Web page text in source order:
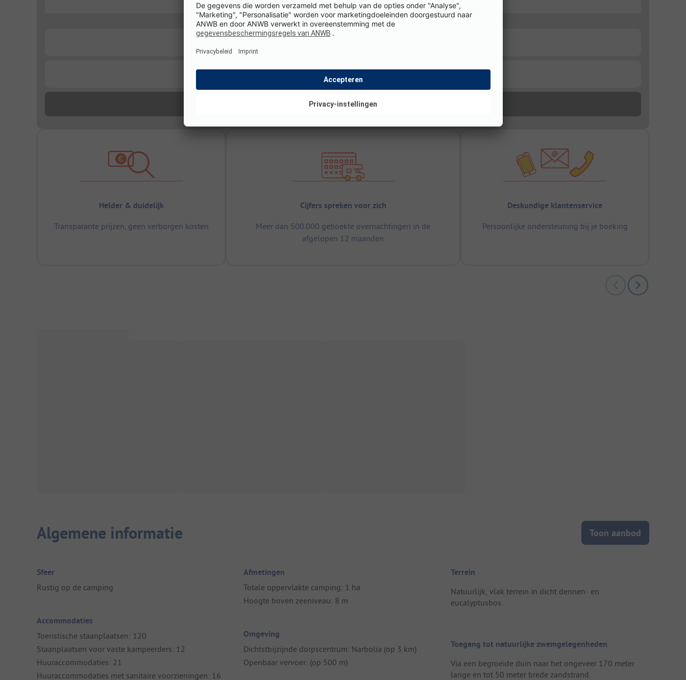
Helder & duidelijk
Transparante prijzen, geen verborgen kosten
Cijfers spreken voor zich
Meer dan 500.000 geboekte overnachtingen in de
afgelopen 12 maanden
Deskundige klantenservice
Persoonlijke ondersteuning bij je boeking
Algemene informatie Toon aanbod
Sfeer
Rustig op de camping
Accommodaties
Toeristische staanplaatsen: 120
Staanplaatsen voor vaste kampeerders: 12
Huuraccommodaties: 21
Huuraccommodaties met sanitaire voorzieningen: 16
Afmetingen
Totale oppervlakte camping: 1 ha
Hoogte boven zeeniveau: 8 m
Omgeving
Dichtstbijzijnde dorpscentrum: Narbolia (op 3 km)
Openbaar vervoer: (op 500 m)
Terrein
Natuurlijk, vlak terrein in dicht dennen- en
eucalyptusbos.
Toegang tot natuurlijke zwemgelegenheden
Via een begroeide duin naar het ongeveer 170 meter
lange en tot 50 meter brede zandstrand.